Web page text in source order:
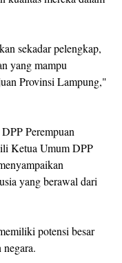
sekadar pelengkap,
yang mampu
Provinsi Lampung,"
Perempuan
Ketua Umum DPP
yang berawal dari
potensi besar